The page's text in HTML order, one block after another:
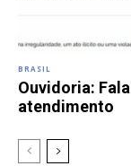
BRASIL
Ouvidoria:
atendimento